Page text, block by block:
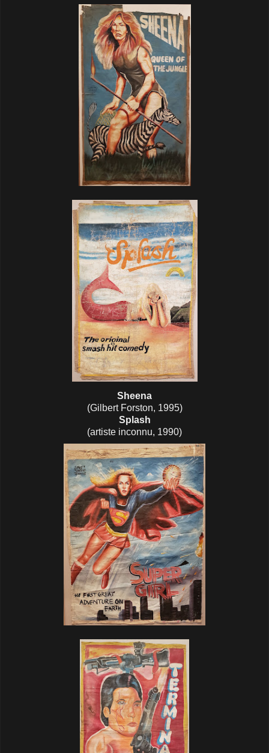
Sheena
(Gilbert Forston, 1995)
Splash
(artiste inconnu, 1990)